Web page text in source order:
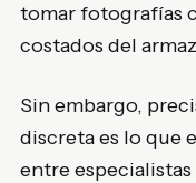
tomar fotografías
costados del
Sin embargo,
discreta es lo que
entre